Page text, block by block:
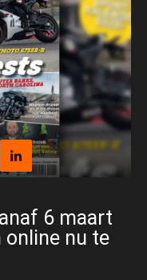
6 maart
online nu te